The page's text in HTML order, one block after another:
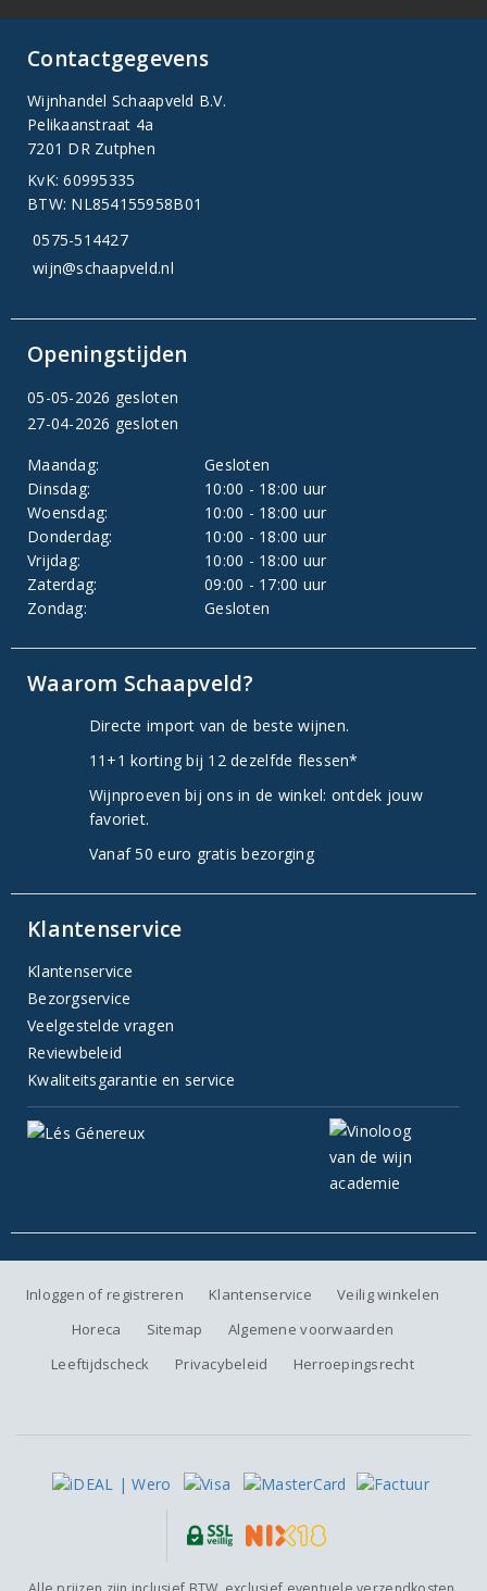
Contactgegevens
Wijnhandel Schaapveld B.V.
Pelikaanstraat 4a
7201 DR Zutphen
KvK: 60995335
BTW: NL854155958B01
0575-514427
wijn@schaapveld.nl
Openingstijden
05-05-2026 gesloten
27-04-2026 gesloten
Maandag:
Gesloten
Dinsdag:
10:00 - 18:00 uur
Woensdag:
10:00 - 18:00 uur
Donderdag:
10:00 - 18:00 uur
Vrijdag:
10:00 - 18:00 uur
Zaterdag:
09:00 - 17:00 uur
Zondag:
Gesloten
Waarom Schaapveld?
Directe import van de beste wijnen.
11+1 korting bij 12 dezelfde flessen*
Wijnproeven bij ons in de winkel: ontdek jouw
favoriet.
Vanaf 50 euro gratis bezorging
Klantenservice
Klantenservice
Bezorgservice
Veelgestelde vragen
Reviewbeleid
Kwaliteitsgarantie en service
Inloggen of registreren Klantenservice
Veilig winkelen
Horeca
Sitemap
Algemene voorwaarden
Leeftijdscheck
Privacybeleid Herroepingsrecht